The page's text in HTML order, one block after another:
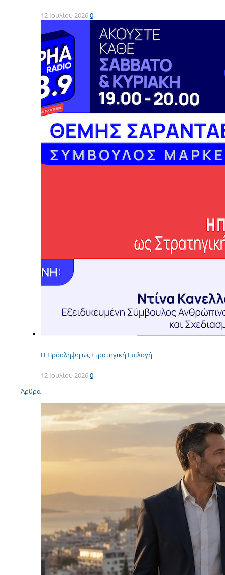
12 Ιουλίου 20260
Η Πρόσληψη ως Στρατηγική Επιλογή
12 Ιουλίου 20260
Άρθρα